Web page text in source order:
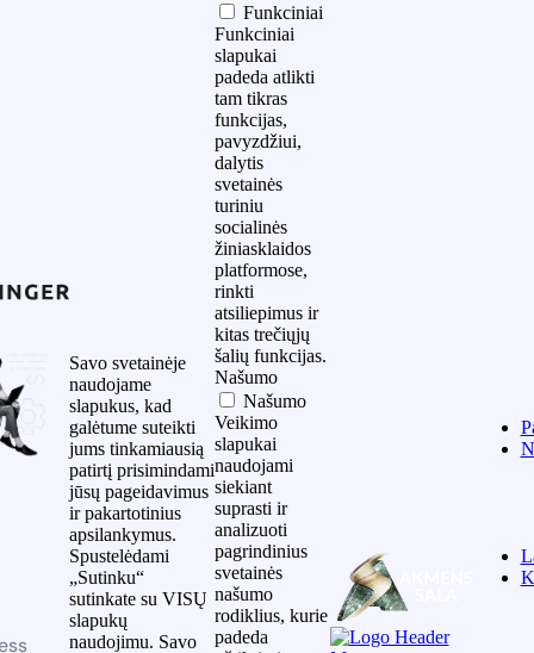
Savo svetainėje
naudojame
slapukus, kad
galėtume suteikti
jums tinkamiausią
patirtį prisimindami
jūsų pageidavimus
ir pakartotinius
apsilankymus.
Spustelėdami
„Sutinku“
sutinkate su VISŲ
slapukų
naudojimu. Savo
Funkciniai
Funkciniai
slapukai
padeda atlikti
tam tikras
funkcijas,
pavyzdžiui,
dalytis
svetainės
turiniu
socialinės
žiniasklaidos
platformose,
rinkti
atsiliepimus ir
kitas trečiųjų
šalių funkcijas.
Našumo
Našumo
Veikimo
slapukai
naudojami
siekiant
suprasti ir
analizuoti
pagrindinius
svetainės
našumo
rodiklius, kurie
padeda